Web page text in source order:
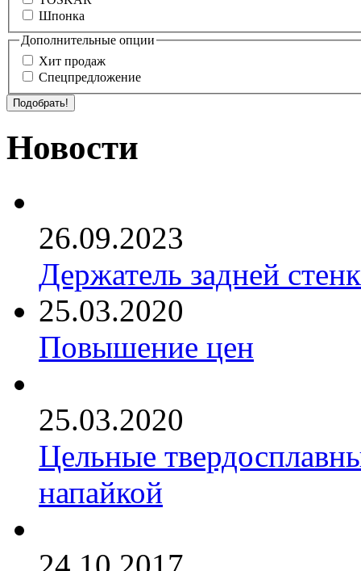
Шпонка
Дополнительные опции
Хит продаж
Спецпредложение
Новости
26.09.2023
Держатель задней
25.03.2020
Повышение цен
25.03.2020
Цельные
напайкой